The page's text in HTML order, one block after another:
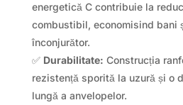
energetică C contribuie la
combustibil, economisind bani
înconjurător.
✅ Durabilitate: Construcția
rezistență sporită la uzură și o
lungă a anvelopelor.